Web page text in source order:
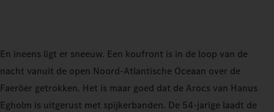
En ineens ligt er sneeuw. Een koufront is in de loop van de
nacht vanuit de open Noord-Atlantische Oceaan over de
Faeröer getrokken. Het is maar goed dat de Arocs van Hanus
Egholm is uitgerust met spijkerbanden. De 54-jarige laadt de